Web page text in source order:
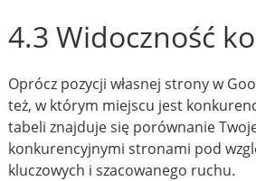
4.3 Widoczność
Oprócz pozycji własnej strony w
też, w którym miejscu jest
tabeli znajduje się porównanie
konkurencyjnymi stronami pod
kluczowych i szacowanego ruchu.